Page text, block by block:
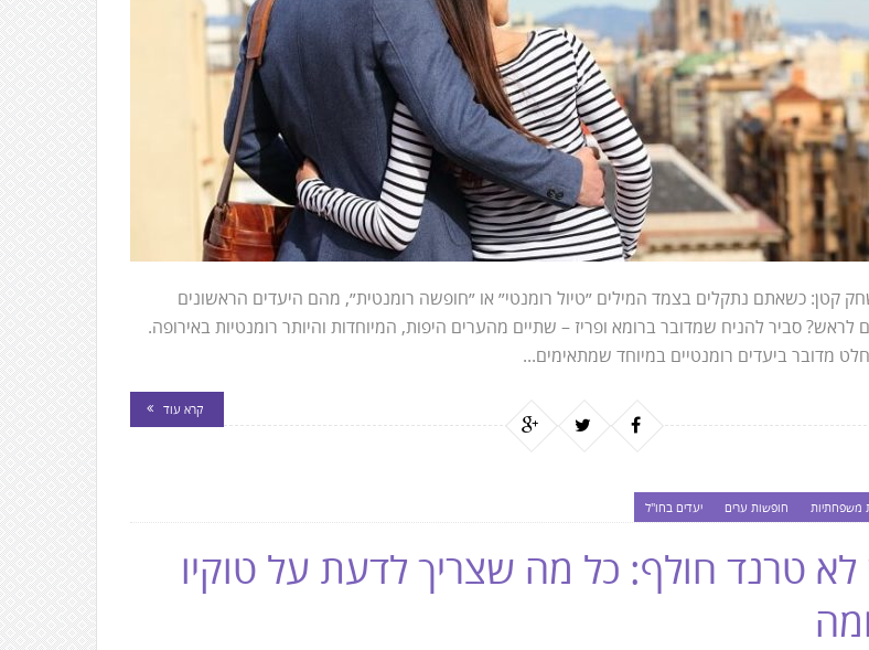
קטן: כשאתם נתקלים בצמד המילים ״טיול רומנטי״ או ״חופשה רומנטית״, מהם היעדים הראשונים
לראש? סביר להניח שמדובר ברומא ופריז – שתיים מהערים היפות, המיוחדות והיותר רומנטיות באירופה.
מדובר ביעדים רומנטיים במיוחד שמתאימים...
קרא עוד
משפחתיות חופשות ערים יעדים בחו"ל
טרנד חולף: כל מה שצריך לדעת על טוקיו